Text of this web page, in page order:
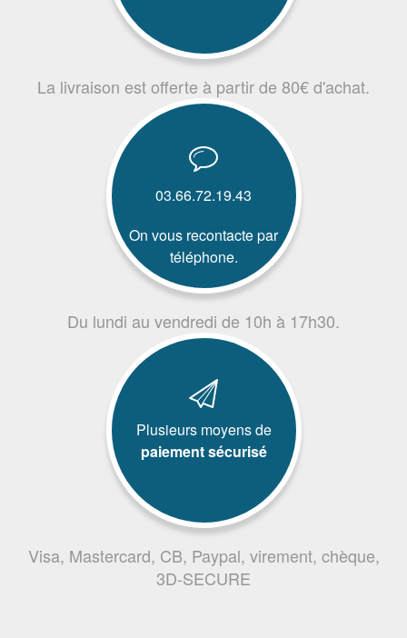
La livraison est offerte à partir de 80€ d'achat.
03.66.72.19.43
On vous recontacte par
téléphone.
Du lundi au vendredi de 10h à 17h30.
Plusieurs moyens de
paiement sécurisé
Visa, Mastercard, CB, Paypal, virement, chèque,
3D-SECURE